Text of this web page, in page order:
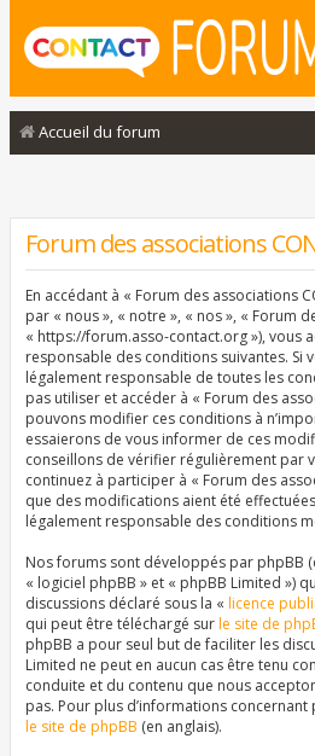
Accueil du forum
Forum des associations
En accédant à « Forum des associations
par « nous », « notre », « nos », « Forum
« https://forum.asso-contact.org »), vous
responsable des conditions suivantes. Si
légalement responsable de toutes les
pas utiliser et accéder à « Forum des
pouvons modifier ces conditions à
essaierons de vous informer de ces
conseillons de vérifier régulièrement par
continuez à participer à « Forum des
que des modifications aient été
légalement responsable des conditions
Nos forums sont développés par phpBB
« logiciel phpBB » et « phpBB Limited »)
discussions déclaré sous la « licence
qui peut être téléchargé surle site de
phpBB a pour seul but de faciliter les
Limited ne peut en aucun cas être tenu
conduite et du contenu que nous
pas. Pour plus d’informations
le site de phpBB (en anglais).